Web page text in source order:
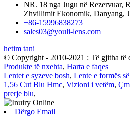
NR. 18 nga Jugu në Rezervuar,
Zhvillimit Ekonomik, Danyang,
+86-15996838273
sales03@youli-lens.com
hetim tani
© Copyright - 2010-2021 : Të gjitha të
Produkte të nxehta, Harta e faqes
Lentet e syzeve bosh, Lente e formës
1,56 Cut Blu Hmc, Vizioni i vetëm,
prerje blu,
Dërgo Email